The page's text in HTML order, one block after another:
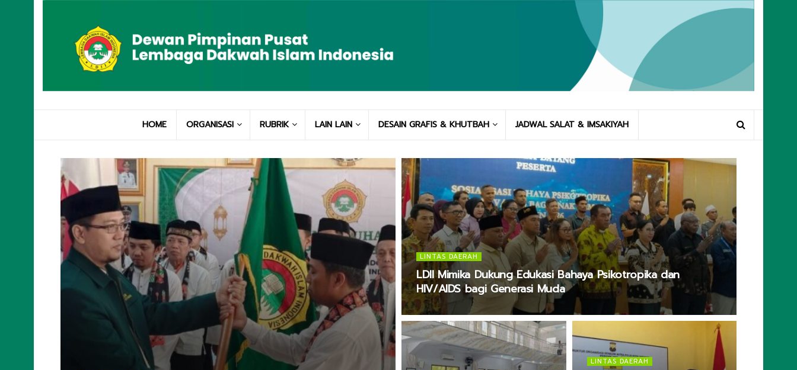
HOME ORGANISASI RUBRIK LAIN LAIN DESAIN GRAFIS & KHUTBAH JADWAL SALAT & IMSAKIYAH
LINTAS DAERAH
LDII Mimika Dukung Edukasi Bahaya Psikotropika dan
HIV/AIDS bagi Generasi Muda
LINTAS DAERAH